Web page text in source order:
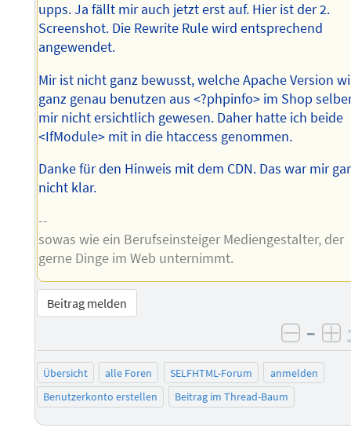
upps. Ja fällt mir auch jetzt erst auf. Hier ist der 2.
Screenshot. Die Rewrite Rule wird entsprechend
angewendet.
Mir ist nicht ganz bewusst, welche Apache Version
ganz genau benutzen aus <?phpinfo> im Shop
mir nicht ersichtlich gewesen. Daher hatte ich beide
<IfModule> mit in die htaccess genommen.
Danke für den Hinweis mit dem CDN. Das war mir gar
nicht klar.
--
sowas wie ein Berufseinsteiger Mediengestalter, der
gerne Dinge im Web unternimmt.
Beitrag melden
–
Übersicht alle Foren SELFHTML-Forum
anmelden
Benutzerkonto erstellen
Beitrag im Thread-Baum